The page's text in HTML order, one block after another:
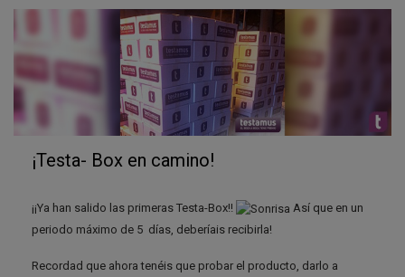
¿Qué os ha parecido esta campaña? ¿Repetiréis la
experiencia?
¡Testa- Box en camino!
¡¡Ya han salido las primeras Testa-Box!!
Así que en un
periodo máximo de 5 días, deberíais recibirla!
Recordad que ahora tenéis que probar el producto, darlo a